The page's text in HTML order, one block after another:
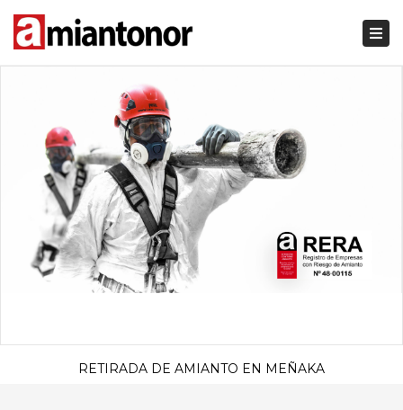
RETIRADA DE AMIANTO EN MEÑAKA